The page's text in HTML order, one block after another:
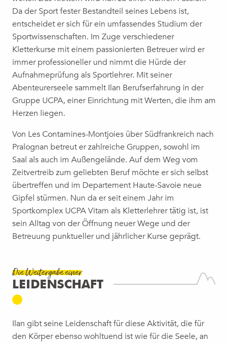
Da der Sport fester Bestandteil seines Lebens ist,
entscheidet er sich für ein umfassendes Studium der
Sportwissenschaften. Im Zuge verschiedener
Kletterkurse mit einem passionierten Betreuer wird er
immer professioneller und nimmt die Hürde der
Aufnahmeprüfung als Sportlehrer. Mit seiner
Abenteurerseele sammelt Ilan Berufserfahrung in der
Gruppe UCPA, einer Einrichtung mit Werten, die ihm am
Herzen liegen.
Von Les Contamines-Montjoies über Südfrankreich nach
Pralognan betreut er zahlreiche Gruppen, sowohl im
Saal als auch im Außengelände. Auf dem Weg vom
Zeitvertreib zum geliebten Beruf möchte er sich selbst
übertreffen und im Departement Haute-Savoie neue
Gipfel stürmen. Nun da er seit einem Jahr im
Sportkomplex UCPA Vitam als Kletterlehrer tätig ist, ist
sein Alltag von der Öffnung neuer Wege und der
Betreuung punktueller und jährlicher Kurse geprägt.
Die Weitergabe einer
LEIDENSCHAFT
Ilan gibt seine Leidenschaft für diese Aktivität, die für
den Körper ebenso wohltuend ist wie für die Seele, an